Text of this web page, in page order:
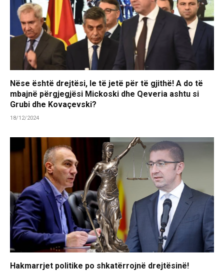
Nëse është drejtësi, le të jetë për të gjithë! A do të
mbajnë përgjegjësi Mickoski dhe Qeveria ashtu si
Grubi dhe Kovaçevski?
18/12/2024
Hakmarrjet politike po shkatërrojnë drejtësinë!